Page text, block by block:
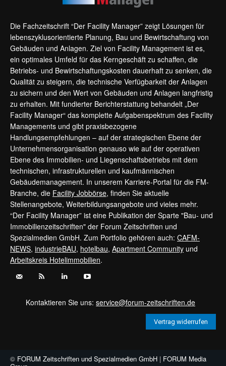
Die Fachzeitschrift “Der Facility Manager” zeigt Lösungen für
lebenszyklusorientierte Planung, Bau und Bewirtschaftung von
Gebäuden und Anlagen. Ziel von Facility Management ist es,
ein optimales Umfeld für das Kerngeschäft zu schaffen, die
Betriebs- und Bewirtschaftungskosten dauerhaft zu senken, die
Qualität zu steigern, die technische Verfügbarkeit der Anlagen
zu sichern und den Wert von Gebäuden und Anlagen langfristig
zu erhalten. Mit fundierter Berichterstattung behandelt „Der
Facility Manager“ das komplette Aufgabenspektrum des Facility
Managements und gibt praxisbezogene
Handlungsempfehlungen – auf der strategischen Ebene der
Unternehmensorganisation genauso wie auf der operativen
Ebene des Immobilien- und Liegenschaftsbetriebs mit dem
technischen, infrastrukturellen und kaufmännischen
Gebäudemanagement. In unserem Karriere-Portal für die FM-
Branche, die Facility Jobbörse, finden Sie aktuelle
Stellenangebote, Weiterbildungsangebote und vieles mehr.
“Der Facility Manager” ist eine Publikation der Sparte "Bau- und
Immobilienzeitschriften" der Forum Zeitschriften und
Spezialmedien GmbH. Zum Portfolio gehören auch: CAFM-
NEWS, industrieBAU, hotelbau, Apartment Community und
Arbeitskreis Hotelimmobilien.
Kontaktieren Sie uns:service@forum-zeitschriften.de
Vertrag widerrufen
© FORUM Zeitschriften und Spezialmedien GmbH | FORUM Media